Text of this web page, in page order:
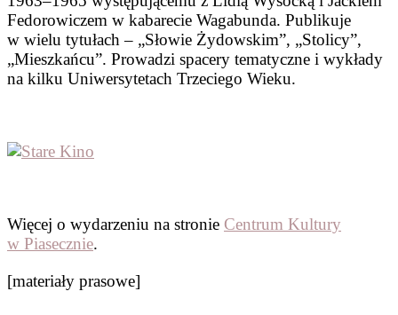
Fedorowiczem w kabarecie Wagabunda. Publikuje
w wielu tytułach – „Słowie Żydowskim”, „Stolicy”,
„Mieszkańcu”. Prowadzi spacery tematyczne i wykłady
na kilku Uniwersytetach Trzeciego Wieku.
Więcej o wydarzeniu na stronie Centrum Kultury
w Piasecznie.
[materiały prasowe]